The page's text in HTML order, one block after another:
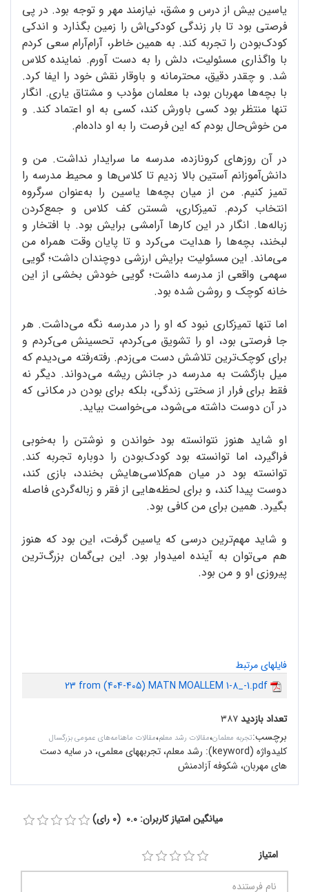
یاسین بیش از درس و مشق، نیازمند مهر و توجه بود. در پی
فرصتی بود تا بار زندگی کودکی‌اش را زمین بگذارد و اندکی
کودک‌بودن را تجربه کند. به همین خاطر، آرام‌آرام سعی کردم
با واگذاری مسئولیت، دلش را به دست آورم. نماینده‌ کلاس
شد. و چقدر دقیق، محترمانه و باوقار نقش خود را ایفا کرد.
با بچه‌ها مهربان بود، با معلمان مؤدب و مشتاق یاری. انگار
تنها منتظر بود کسی باورش کند، کسی به او اعتماد کند. و
من خوش‌حال بودم که این فرصت را به او داده‌ام.
در آن روزهای کرونازده، مدرسه‌ ما سرایدار نداشت. من و
دانش‌آموزانم آستین بالا زدیم تا کلاس‌ها و محیط مدرسه را
تمیز کنیم. من از میان بچه‌ها یاسین را به‌عنوان سرگروه
انتخاب کردم. تمیزکاری، شستن کف کلاس و جمع‌کردن
زباله‌ها. انگار در این کارها آرامشی برایش بود. با افتخار و
لبخند، بچه‌ها را هدایت می‌کرد و تا پایان وقت همراه من
می‌ماند. این مسئولیت برایش ارزشی دوچندان داشت؛ گویی
سهمی واقعی از مدرسه داشت؛ گویی خودش بخشی از این
خانه‌ کوچک و روشن شده بود.
اما تنها تمیزکاری نبود که او را در مدرسه نگه ‌می‌داشت. هر
جا فرصتی بود، او را تشویق می‌کردم، تحسینش می‌کردم و
برای کوچک‌ترین تلاشش دست می‌زدم. رفته‌رفته می‌دیدم که
میل بازگشت به مدرسه در جانش ریشه می‌دواند. دیگر نه
فقط برای فرار از سختی زندگی، بلکه برای بودن در مکانی که
در آن دوست داشته می‌شود، می‌خواست بیاید.
او شاید هنوز نتوانسته بود خواندن و نوشتن را به‌خوبی
فرا‌گیرد، اما توانسته بود کودک‌بودن را دوباره تجربه کند.
توانسته بود در میان هم‌کلاسی‌هایش بخندد، بازی کند،
دوست پیدا کند، و برای لحظه‌هایی از فقر و زباله‌گردی فاصله
بگیرد. همین برای من کافی بود.
و شاید مهم‌ترین درسی که یاسین گرفت، این بود که هنوز
هم می‌توان به آینده امیدوار بود. این بی‌گمان بزرگ‌ترین
پیروزی او و من بود.
فایلهای مرتبط
23 from (404-405) MATN MOALLEM 1-8_-1.pdf
تعداد بازدید۳۸۷
برچسب:تجربه معلمان،مقالات رشد معلم،مقالات ماهنامه‌های عمومی بزرگسال
کلیدواژه (keyword):
رشد معلم، تجربههای معلمی، در سایه‌ دست
های مهربان، شکوفه آزادمنش
میانگین امتیاز کاربران: 0.0 (0 رای)
امتیاز